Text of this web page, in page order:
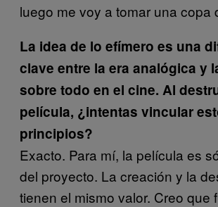
luego me voy a tomar una copa
La idea de lo efímero es una
clave entre la era analógica y
sobre todo en el cine. Al
película, ¿intentas vincular
principios?
Exacto. Para mí, la película es
del proyecto. La creación y la
tienen el mismo valor. Creo que